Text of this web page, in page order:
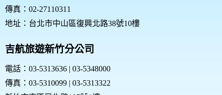
傳真：02-27110311
地址：台北市中山區復興北路38號10樓
吉航旅遊新竹分公司
電話：03-5313636 | 03-5348000
傳真：03-5310099 | 03-5313322